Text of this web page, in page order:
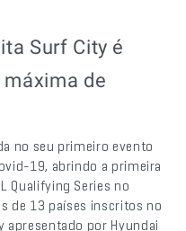
Surf City é
de
no seu primeiro evento
19, abrindo a primeira
Qualifying Series no
de 13 países inscritos no
apresentado por Hyundai